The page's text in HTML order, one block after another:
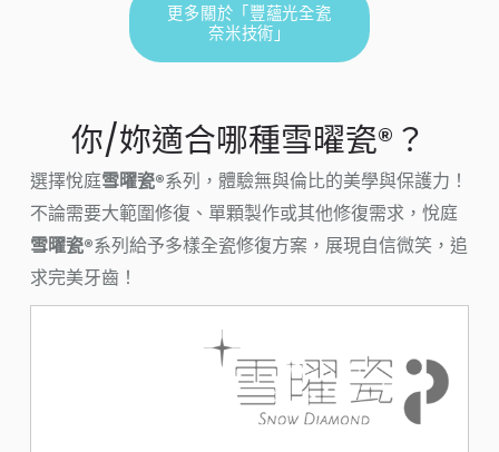
更多關於「豐蘊光全瓷
奈米技術」
你/妳適合哪種雪曜瓷®？
選擇悅庭雪曜瓷®系列，體驗無與倫比的美學與保護力！
不論需要大範圍修復、單顆製作或其他修復需求，悅庭
雪曜瓷®系列給予多樣全瓷修復方案，展現自信微笑，追
求完美牙齒！